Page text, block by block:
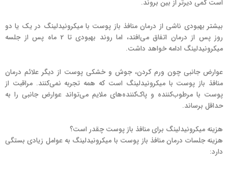
است کمی دیرتر از بین بروند.
بیشتر بهبودی ناشی از درمان منافذ باز پوست با میکرونیدلینگ در یک یا دو
روز پس از درمان اتفاق می‌افتد، اما روند بهبودی تا 2 ماه پس از جلسه
میکرونیدلینگ ادامه خواهد داشت.
عوارض جانبی چون ورم کردن، جوش و خشکی پوست از دیگر علائم درمان
منافذ باز پوست با میکرونیدلینگ است که همه تجربه نمی‌کنند. مراقبت از
پوست با مرطوب‌کننده و پاک‌کننده‌های ملایم می‌تواند عوارض جانبی را به
حداقل برساند.
هزینه میکرونیدلینگ برای منافذ باز پوست چقدر است؟
هزینه جلسات درمان منافذ باز پوست با میکرونیدلینگ به عوامل زیادی بستگی
دارد: